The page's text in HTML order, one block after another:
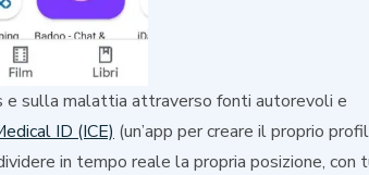
e sulla malattia attraverso fonti autorevoli e
ID (ICE) (un’app per creare il proprio
in tempo reale la propria posizione, con